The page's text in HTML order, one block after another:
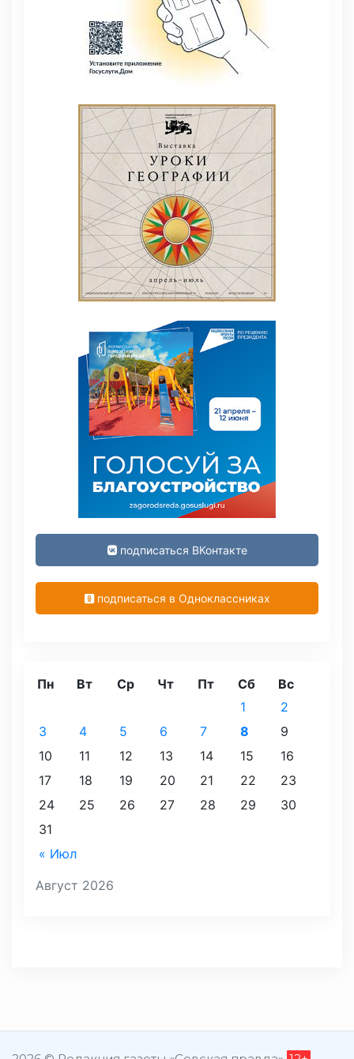
подписаться ВКонтакте
подписаться в Одноклассниках
Август 2026
Пн Вт Ср Чт Пт Сб Вс
« Июл
1
2
3
4 5 6 7 8
9
10
11 12 13 14 15
16
17
18 19 20 21 22
23
24
25 26 27 28 29
30
31